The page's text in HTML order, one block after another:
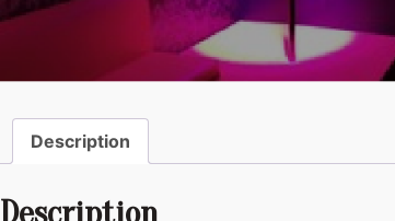
Description
Description